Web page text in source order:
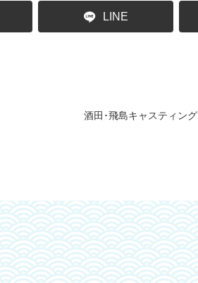
LINE
酒田･飛島キャスティング